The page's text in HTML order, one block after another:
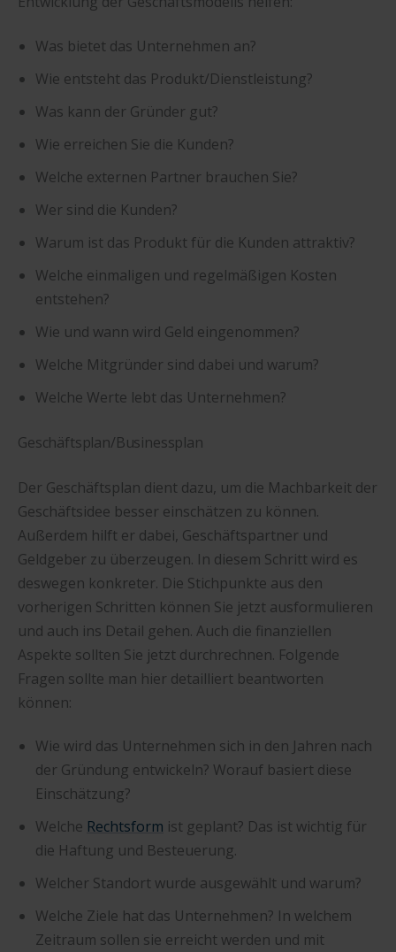
Was bietet das Unternehmen an?
Wie entsteht das Produkt/Dienstleistung?
Was kann der Gründer gut?
Wie erreichen Sie die Kunden?
Welche externen Partner brauchen Sie?
Wer sind die Kunden?
Warum ist das Produkt für die Kunden attraktiv?
Welche einmaligen und regelmäßigen Kosten
entstehen?
Wie und wann wird Geld eingenommen?
Welche Mitgründer sind dabei und warum?
Welche Werte lebt das Unternehmen?
Geschäftsplan/Businessplan
Der Geschäftsplan dient dazu, um die Machbarkeit der
Geschäftsidee besser einschätzen zu können.
Außerdem hilft er dabei, Geschäftspartner und
Geldgeber zu überzeugen. In diesem Schritt wird es
deswegen konkreter. Die Stichpunkte aus den
vorherigen Schritten können Sie jetzt ausformulieren
und auch ins Detail gehen. Auch die finanziellen
Aspekte sollten Sie jetzt durchrechnen. Folgende
Fragen sollte man hier detailliert beantworten
können:
Wie wird das Unternehmen sich in den Jahren nach
der Gründung entwickeln? Worauf basiert diese
Einschätzung?
Welche Rechtsform ist geplant? Das ist wichtig für
die Haftung und Besteuerung.
Welcher Standort wurde ausgewählt und warum?
Welche Ziele hat das Unternehmen? In welchem
Zeitraum sollen sie erreicht werden und mit